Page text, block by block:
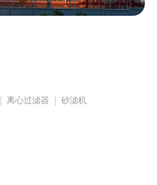
| 离心过滤器 | 砂滤机